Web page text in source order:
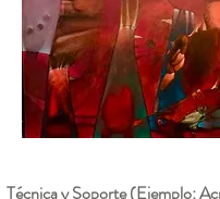
Técnica y Soporte (Ejemplo: